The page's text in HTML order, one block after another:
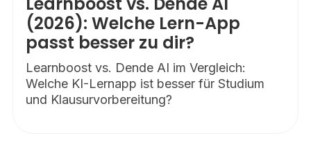
(2026): Welche Lern-App
passt besser zu dir?
Learnboost vs. Dende AI im Vergleich:
Welche KI-Lernapp ist besser für Studium
und Klausurvorbereitung?